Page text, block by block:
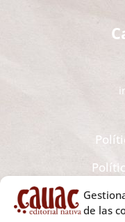
de las
Recibe todas las